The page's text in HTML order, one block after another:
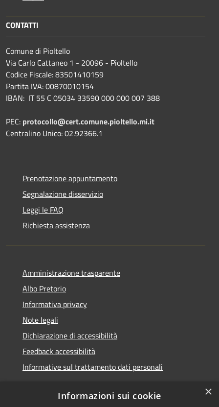
CONTATTI
Comune di Pioltello
Via Carlo Cattaneo 1 - 20096 - Pioltello
Codice Fiscale: 83501410159
Partita IVA: 00870010154
IBAN: IT 55 C 05034 33590 000 000 007 388
PEC: protocollo@cert.comune.pioltello.mi.it
Centralino Unico: 02.92366.1
Prenotazione appuntamento
Segnalazione disservizio
Leggi le FAQ
Richiesta assistenza
Amministrazione trasparente
Albo Pretorio
Informativa privacy
Note legali
Dichiarazione di accessibilità
Feedback accessibilità
Informative sul trattamento dati personali
×
Informazioni sui cookie